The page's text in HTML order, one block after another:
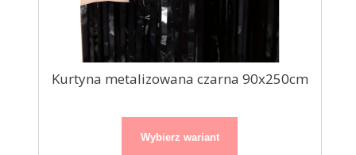
Kurtyna metalizowana czarna 90x250cm
Wybierz wariant